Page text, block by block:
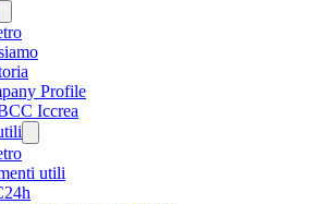
Profile
Iccrea
utili